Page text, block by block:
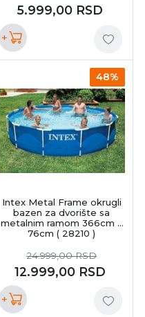
5.999,00 RSD
+
48%
Intex Metal Frame okrugli
bazen za dvorište sa
metalnim ramom 366cm x
76cm ( 28210 )
12.999,00 RSD
24.999,00RSD
+